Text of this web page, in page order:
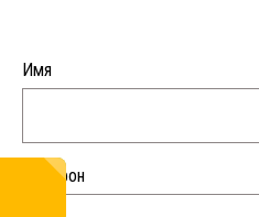
Имя
Телефон